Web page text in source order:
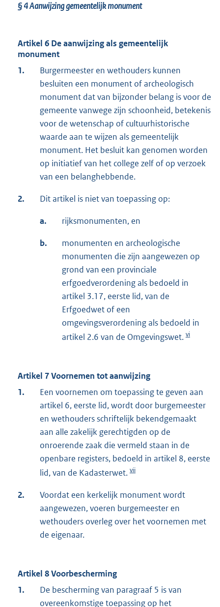
§ 4Aanwijzing gemeentelijk monument
Artikel 6 De aanwijzing als gemeentelijk
monument
1.
Burgermeester en wethouders kunnen
besluiten een monument of archeologisch
monument dat van bijzonder belang is voor de
gemeente vanwege zijn schoonheid, betekenis
voor de wetenschap of cultuurhistorische
waarde aan te wijzen als gemeentelijk
monument. Het besluit kan genomen worden
op initiatief van het college zelf of op verzoek
van een belanghebbende.
2. Dit artikel is niet van toepassing op:
a. rijksmonumenten, en
b.
monumenten en archeologische
monumenten die zijn aangewezen op
grond van een provinciale
erfgoedverordening als bedoeld in
artikel 3.17, eerste lid, van de
Erfgoedwet of een
omgevingsverordening als bedoeld in
artikel 2.6 van de Omgevingswet. vi
Artikel 7 Voornemen tot aanwijzing
1.
Een voornemen om toepassing te geven aan
artikel 6, eerste lid, wordt door burgemeester
en wethouders schriftelijk bekendgemaakt
aan alle zakelijk gerechtigden op de
onroerende zaak die vermeld staan in de
openbare registers, bedoeld in artikel 8, eerste
lid, van de Kadasterwet. vii
2.
Voordat een kerkelijk monument wordt
aangewezen, voeren burgemeester en
wethouders overleg over het voornemen met
de eigenaar.
Artikel 8 Voorbescherming
1.
De bescherming van paragraaf 5 is van
overeenkomstige toepassing op het